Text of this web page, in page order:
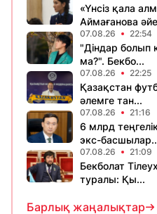
«Үнсіз қала
Аймағанова
07.08.26 22:54
"Діндар болып
ма?". Бекбо...
07.08.26 22:25
Қазақстан
әлемге тан...
07.08.26 21:16
6 млрд
экс-
07.08.26 21:09
Бекболат
туралы: Қы...
Барлық жаңалықтар